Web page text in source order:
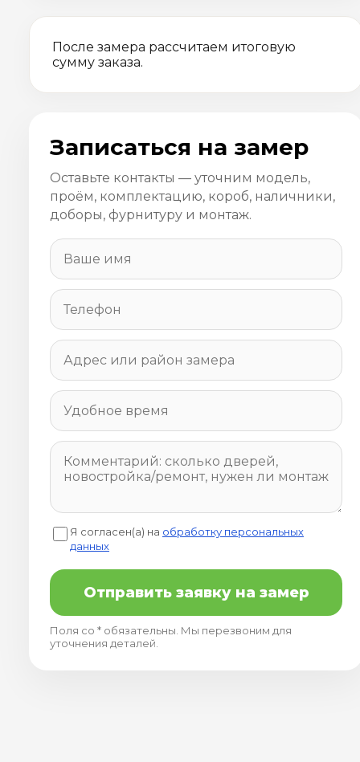
После замера рассчитаем итоговую
сумму заказа.
Записаться на замер
Оставьте контакты — уточним модель,
проём, комплектацию, короб, наличники,
доборы, фурнитуру и монтаж.
Я согласен(а) на обработку персональных
данных
Отправить заявку на замер
Поля со * обязательны. Мы перезвоним для
уточнения деталей.